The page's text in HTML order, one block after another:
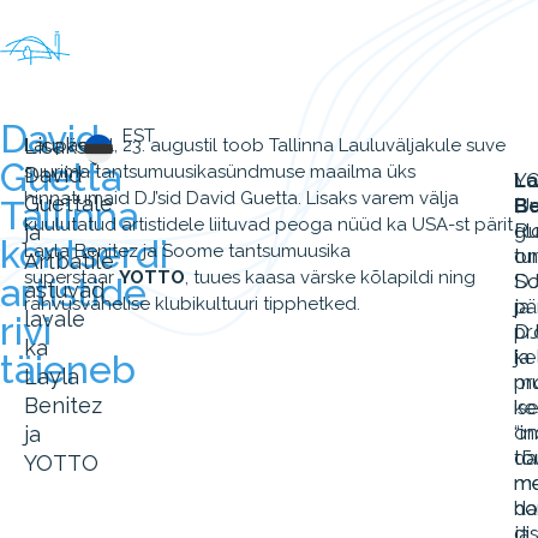
EST
David
Guetta
Tallinna
kontserdi
artistide
rivi
täieneb
Lisaks
David
Guettale
ja
Artbatile
astuvad
lavale
ka
Layla
Benitez
ja
YOTTO
Laupäeval, 23. augustil toob Tallinna Lauluväljakule suve
suurima tantsumuusikasündmuse maailma üks
hinnatumaid DJ’sid David Guetta. Lisaks varem välja
kuulutatud artistidele liituvad peoga nüüd ka USA-st pärit
Layla Benitez ja Soome tantsumuusika
superstaarYOTTO, tuues kaasa värske kõlapildi ning
rahvusvahelise klubikultuuri tipphetked.
on
DJ
ja
on
ja
DJ
ja